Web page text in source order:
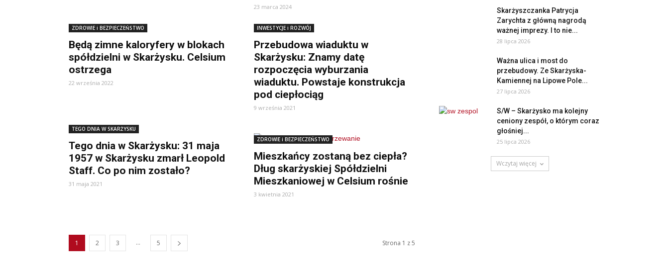
23 marca 2024
ZDROWIE i BEZPIECZEŃSTWO
Będą zimne kaloryfery w blokach
spółdzielni w Skarżysku. Celsium
ostrzega
22 września 2022
INWESTYCJE i ROZWÓJ
Przebudowa wiaduktu w
Skarżysku: Znamy datę
rozpoczęcia wyburzania
wiaduktu. Powstaje konstrukcja
pod ciepłociąg
9 września 2021
TEGO DNIA W SKARŻYSKU
Tego dnia w Skarżysku: 31 maja
1957 w Skarżysku zmarł Leopold
Staff. Co po nim zostało?
31 maja 2021
ZDROWIE i BEZPIECZEŃSTWO
Mieszkańcy zostaną bez ciepła?
Dług skarżyskiej Spółdzielni
Mieszkaniowej w Celsium rośnie
3 kwietnia 2021
1 2 3 ... 5 Strona 1 z 5
Skarżyszczanka Patrycja
Zarychta z główną nagrodą
ważnej imprezy. I to nie...
28 lipca 2026
Ważna ulica i most do
przebudowy. Ze Skarżyska-
Kamiennej na Lipowe Pole...
27 lipca 2026
S/W – Skarżysko ma kolejny
ceniony zespół, o którym coraz
głośniej...
25 lipca 2026
Wczytaj więcej